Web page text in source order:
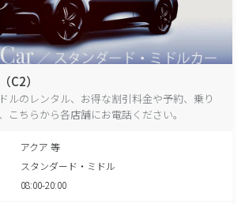
C2）
ルのレンタル、お得な割引料金や予約、乗り
こちらから各店舗にお電話ください。
アクア 等
スタンダード・ミドル
08:00-20:00